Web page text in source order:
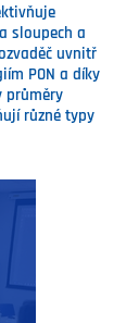
sloupech a
uvnitř
PON a díky
průměry
různé typy